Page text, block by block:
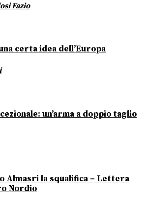
Fazio
certa idea dell’Europa
un’arma a doppio taglio
Almasri la squalifica – Lettera
Nordio